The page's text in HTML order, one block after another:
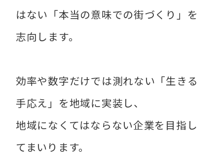
はない「本当の意味での街づくり」を
志向します。
効率や数字だけでは測れない「生きる
手応え」を地域に実装し、
地域になくてはならない企業を目指し
てまいります。